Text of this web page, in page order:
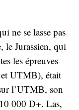
ne se lasse pas
le Jurassien, qui
les épreuves
UTMB), était
l’UTMB, son
000 D+. Las,